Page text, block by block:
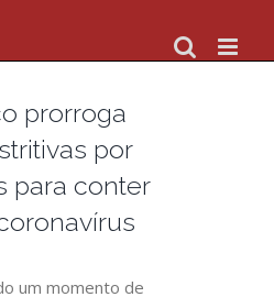
prorroga
por
para conter
um momento de